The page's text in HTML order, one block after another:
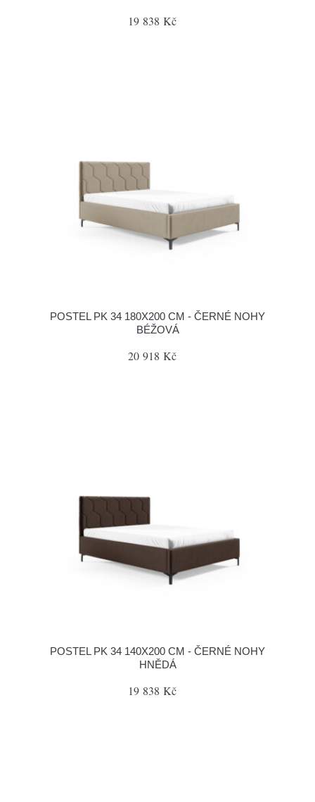
19 838 Kč
POSTEL PK 34 180X200 CM - ČERNÉ NOHY
BÉŽOVÁ
20 918 Kč
POSTEL PK 34 140X200 CM - ČERNÉ NOHY
HNĚDÁ
19 838 Kč